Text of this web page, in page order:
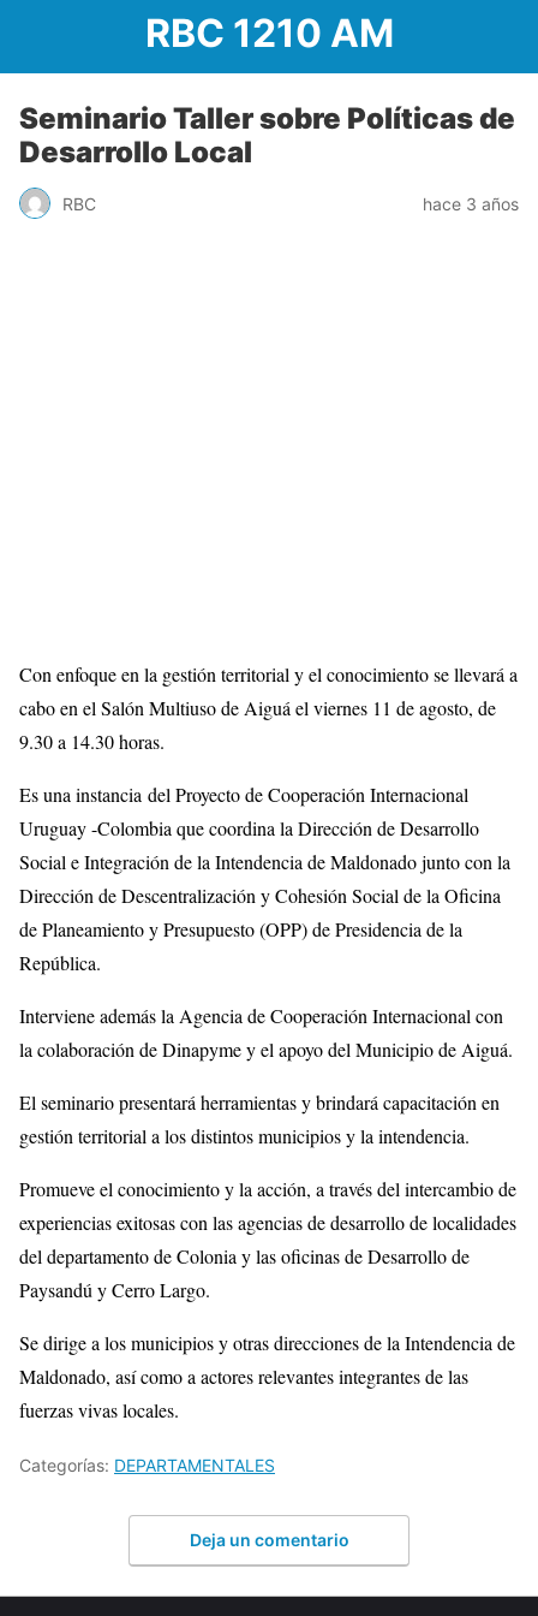
RBC 1210 AM
Seminario Taller sobre Políticas de
Desarrollo Local
RBC hace 3 años
Con enfoque en la gestión territorial y el conocimiento se llevará a
cabo en el Salón Multiuso de Aiguá el viernes 11 de agosto, de
9.30 a 14.30 horas.
Es una instancia del Proyecto de Cooperación Internacional
Uruguay -Colombia que coordina la Dirección de Desarrollo
Social e Integración de la Intendencia de Maldonado junto con la
Dirección de Descentralización y Cohesión Social de la Oficina
de Planeamiento y Presupuesto (OPP) de Presidencia de la
República.
Interviene además la Agencia de Cooperación Internacional con
la colaboración de Dinapyme y el apoyo del Municipio de Aiguá.
El seminario presentará herramientas y brindará capacitación en
gestión territorial a los distintos municipios y la intendencia.
Promueve el conocimiento y la acción, a través del intercambio de
experiencias exitosas con las agencias de desarrollo de localidades
del departamento de Colonia y las oficinas de Desarrollo de
Paysandú y Cerro Largo.
Se dirige a los municipios y otras direcciones de la Intendencia de
Maldonado, así como a actores relevantes integrantes de las
fuerzas vivas locales.
Categorías: DEPARTAMENTALES
Deja un comentario